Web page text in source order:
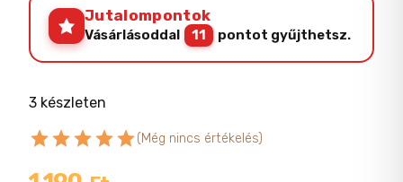
starstarstarstarstar(Még nincs értékelés)
Jutalompontok
Vásárlásoddal 11 pontot gyűjthetsz.
3 készleten